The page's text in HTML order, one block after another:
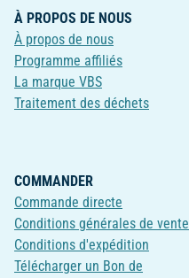
À PROPOS DE NOUS
À propos de nous
Programme affiliés
La marque VBS
Traitement des déchets
COMMANDER
Commande directe
Conditions générales de vente
Conditions d'expédition
Télécharger un Bon de